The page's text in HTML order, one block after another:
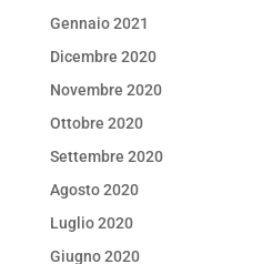
Gennaio 2021
Dicembre 2020
Novembre 2020
Ottobre 2020
Settembre 2020
Agosto 2020
Luglio 2020
Giugno 2020